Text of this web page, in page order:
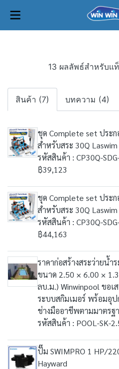
13 ผลลัพธ์สำหรับแ
สินค้า (7) บทความ (4)
ชุด Complete set ประก
สําหรับสระ 30Q Laswim
รหัสสินค้า : CP30Q-
฿39,123
ชุด Complete set ประก
สําหรับสระ 30Q Laswim
รหัสสินค้า : CP30Q-
฿44,163
ราคาก่อสร้างสระว่ายน้ำ
ขนาด 2.50 × 6.00 ×
ลบ.ม.) Winwinpool ขอเ
ระบบสกิมเมอร์ พร้อมอุ
ช่างมืออาชีพตามมาตรฐ
รหัสสินค้า : POOL-SK-
ปั๊ม SWIMPRO 1 HP/
Hayward